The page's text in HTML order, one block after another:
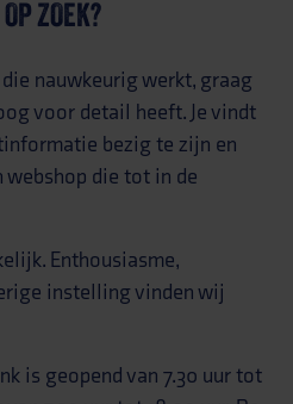
ZOEK?
nauwkeurig werkt, graag
voor detail heeft. Je vindt
bezig te zijn en
die tot in de
Enthousiasme,
instelling vinden wij
is geopend van 7.30 uur tot